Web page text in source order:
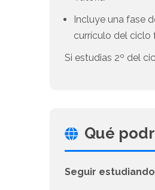
Incluye una fase
currículo del ciclo
Si estudias 2º del
Qué
Seguir